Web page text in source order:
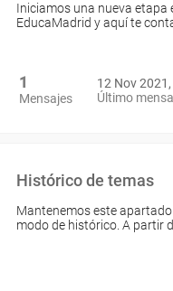
Iniciamos una nueva etapa
EducaMadrid y aquí te
1
Mensajes
12 Nov
Último
Histórico de temas
Mantenemos este
modo de histórico. A partir